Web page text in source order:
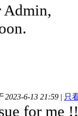
Admin,
2023-6-13 21:59 | 只
for me